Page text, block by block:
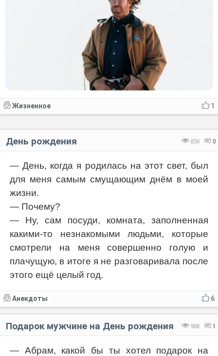
1
Жизненное
850 0
День рождения
— День, когда я родилась на этот свет, был
для меня самым смущающим днём в моей
жизни.
— Почему?
— Ну, сам посуди, комната, заполненная
какими-то незнакомыми людьми, которые
смотрели на меня совершенно голую и
плачущую, в итоге я не разговаривала после
этого ещё целый год.
6
Анекдоты
908 1
Подарок мужчине на День рождения
— Абрам, какой бы ты хотел подарок на